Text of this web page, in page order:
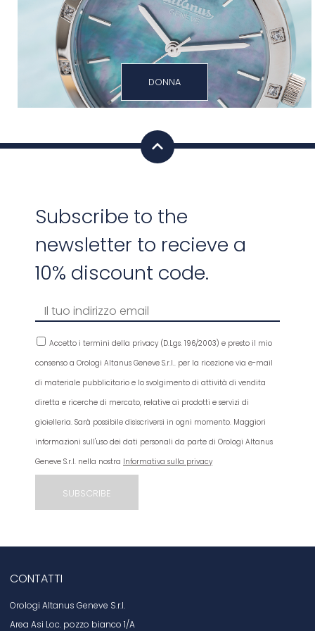
DONNA
Subscribe to the
newsletter to recieve a
10% discount code.
Accetto i termini della privacy (D.Lgs. 196/2003) e presto il mio
consenso a Orologi Altanus Geneve S.r.l.. per la ricezione via e-mail
di materiale pubblicitario e lo svolgimento di attività di vendita
diretta e ricerche di mercato, relative ai prodotti e servizi di
gioielleria. Sarà possibile disiscriversi in ogni momento. Maggiori
informazioni sull'uso dei dati personali da parte di Orologi Altanus
Geneve S.r.l. nella nostra Informativa sulla privacy
CONTATTI
Orologi Altanus Geneve S.r.l.
Area Asi Loc. pozzo bianco 1/A